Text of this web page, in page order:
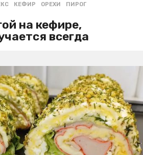
,КЕФИР ,ОРЕХИ ,ПИРОГ
на кефире,
всегда